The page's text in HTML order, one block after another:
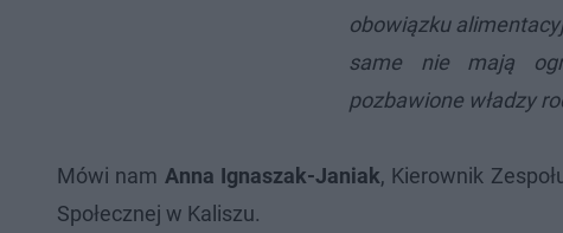
obowiązku
same nie mają
pozbawione władzy
Mówi nam Anna Ignaszak-Janiak, Kierownik
Społecznej w Kaliszu.